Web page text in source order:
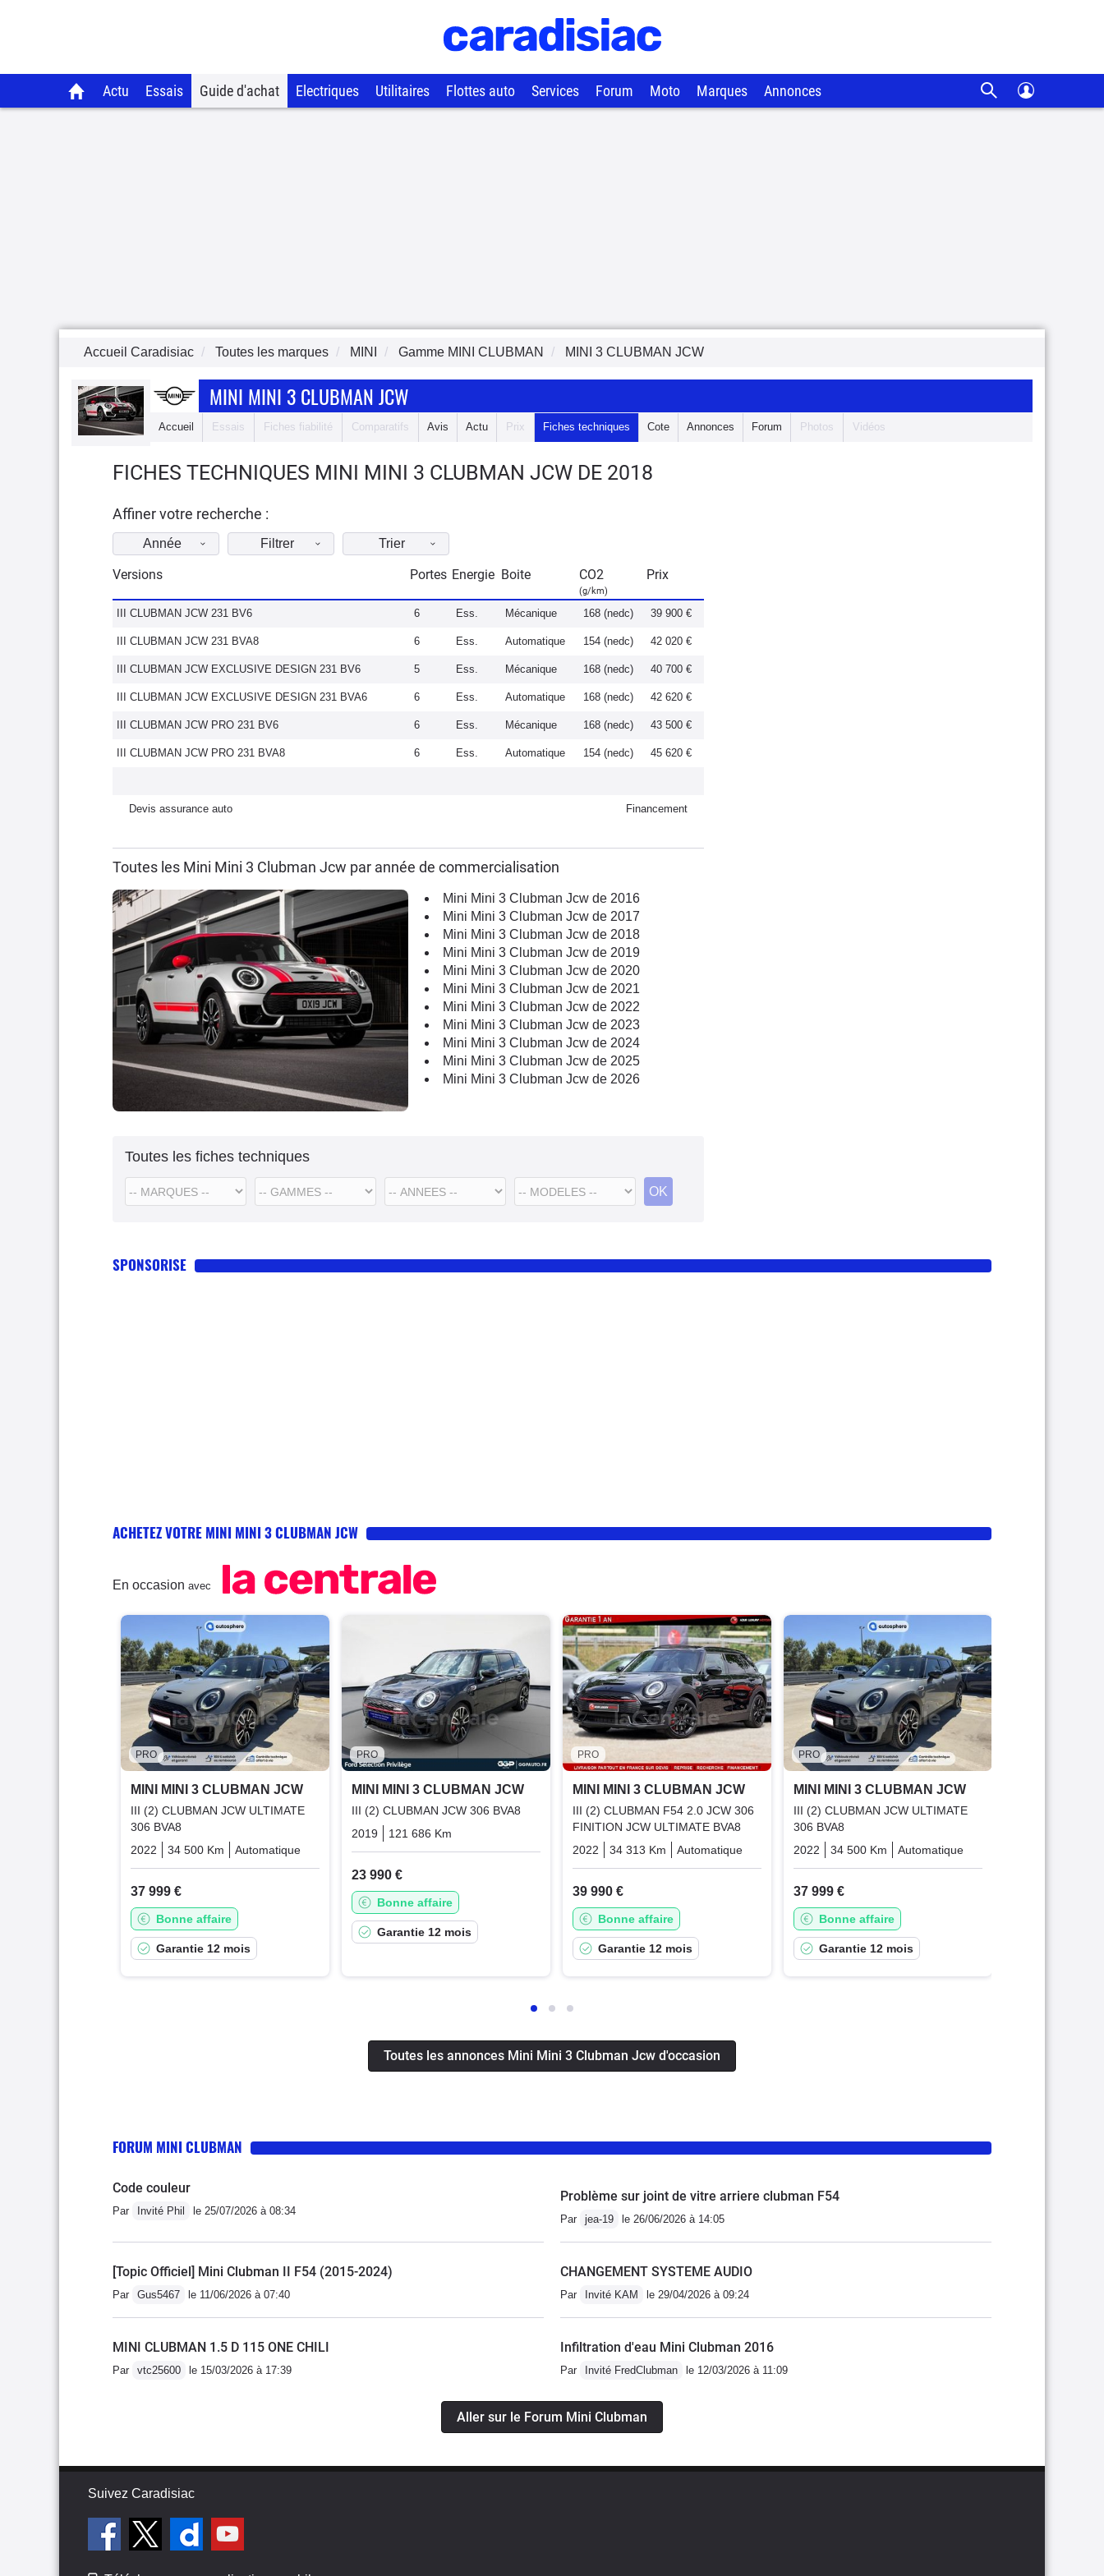
Actu Essais Guide d'achat Electriques Utilitaires Flottes auto Services Forum Moto Marques Annonces
Accueil Caradisiac Toutes les marques MINI Gamme MINI CLUBMAN MINI 3 CLUBMAN JCW
MINI MINI 3 CLUBMAN JCW
Accueil Essais Fiches fiabilité Comparatifs Avis Actu Prix Fiches techniques Cote Annonces Forum Photos Vidéos
FICHES TECHNIQUES MINI MINI 3 CLUBMAN JCW DE 2018
Affiner votre recherche :
Année Filtrer Trier
Versions Portes Energie Boite CO2
(g/km)
Prix
III CLUBMAN JCW 231 BV6 6 Ess. Mécanique 168 (nedc) 39 900 €
III CLUBMAN JCW 231 BVA8 6 Ess. Automatique 154 (nedc) 42 020 €
III CLUBMAN JCW EXCLUSIVE DESIGN 231 BV6 5 Ess. Mécanique 168 (nedc) 40 700 €
III CLUBMAN JCW EXCLUSIVE DESIGN 231 BVA6 6 Ess. Automatique 168 (nedc) 42 620 €
III CLUBMAN JCW PRO 231 BV6 6 Ess. Mécanique 168 (nedc) 43 500 €
III CLUBMAN JCW PRO 231 BVA8 6 Ess. Automatique 154 (nedc) 45 620 €
Devis assurance auto Financement
Toutes les Mini Mini 3 Clubman Jcw par année de commercialisation
Mini Mini 3 Clubman Jcw de 2016
Mini Mini 3 Clubman Jcw de 2017
Mini Mini 3 Clubman Jcw de 2018
Mini Mini 3 Clubman Jcw de 2019
Mini Mini 3 Clubman Jcw de 2020
Mini Mini 3 Clubman Jcw de 2021
Mini Mini 3 Clubman Jcw de 2022
Mini Mini 3 Clubman Jcw de 2023
Mini Mini 3 Clubman Jcw de 2024
Mini Mini 3 Clubman Jcw de 2025
Mini Mini 3 Clubman Jcw de 2026
Toutes les fiches techniques
SPONSORISE
ACHETEZ VOTRE MINI MINI 3 CLUBMAN JCW
En occasion avec
PRO
MINI MINI 3 CLUBMAN JCW
III (2) CLUBMAN JCW ULTIMATE
306 BVA8
2022
34 500 Km Automatique Essence
37 999 €
Bonne affaire
Garantie 12 mois
PRO
MINI MINI 3 CLUBMAN JCW
III (2) CLUBMAN JCW 306 BVA8
2019
121 686 Km Essence
23 990 €
Bonne affaire
Garantie 12 mois
PRO
MINI MINI 3 CLUBMAN JCW
III (2) CLUBMAN F54 2.0 JCW 306
FINITION JCW ULTIMATE BVA8
2022
34 313 Km Automatique Essence
39 990 €
Bonne affaire
Garantie 12 mois
PRO
MINI MINI 3 CLUBMAN JCW
III (2) CLUBMAN JCW ULTIMATE
306 BVA8
2022
34 500 Km Automatique
37 999 €
Bonne affaire
Garantie 12 mois
Toutes les annonces Mini Mini 3 Clubman Jcw d'occasion
FORUM MINI CLUBMAN
Code couleur
Par Invité Phil le 25/07/2026 à 08:34
Problème sur joint de vitre arriere clubman F54
Par jea-19 le 26/06/2026 à 14:05
[Topic Officiel] Mini Clubman II F54 (2015-2024)
Par Gus5467 le 11/06/2026 à 07:40
CHANGEMENT SYSTEME AUDIO
Par Invité KAM le 29/04/2026 à 09:24
MINI CLUBMAN 1.5 D 115 ONE CHILI
Par vtc25600 le 15/03/2026 à 17:39
Infiltration d'eau Mini Clubman 2016
Par Invité FredClubman le 12/03/2026 à 11:09
Aller sur le Forum Mini Clubman
Suivez Caradisiac